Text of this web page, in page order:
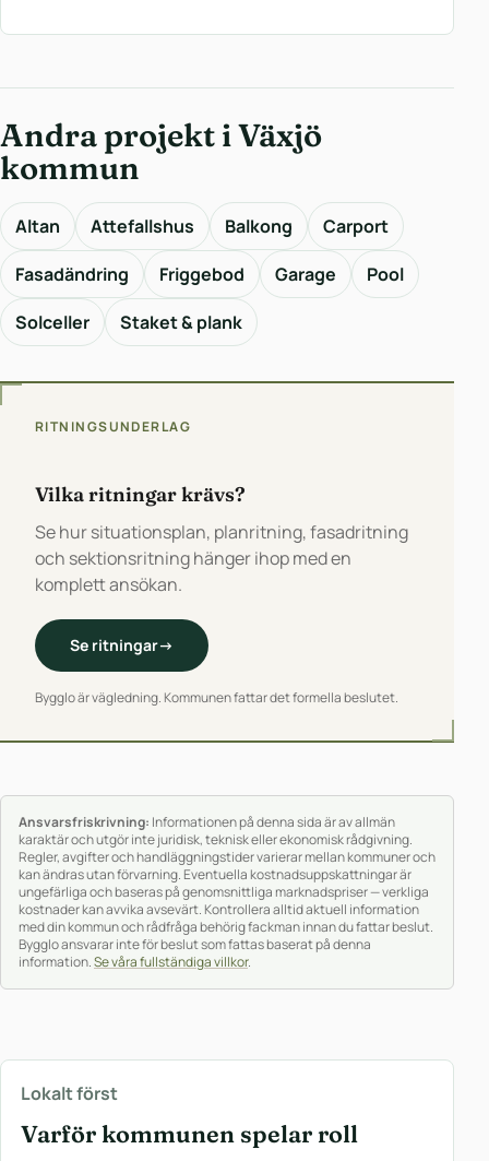
Andra projekt i Växjö
kommun
Altan Attefallshus Balkong
Carport
Fasadändring
Friggebod Garage
Pool
Solceller
Staket & plank
RITNINGSUNDERLAG
Vilka ritningar krävs?
Se hur situationsplan, planritning, fasadritning
och sektionsritning hänger ihop med en
komplett ansökan.
Se ritningar→
Bygglo är vägledning. Kommunen fattar det formella beslutet.
Ansvarsfriskrivning: Informationen på denna sida är av allmän
karaktär och utgör inte juridisk, teknisk eller ekonomisk rådgivning.
Regler, avgifter och handläggningstider varierar mellan kommuner och
kan ändras utan förvarning. Eventuella kostnadsuppskattningar är
ungefärliga och baseras på genomsnittliga marknadspriser — verkliga
kostnader kan avvika avsevärt. Kontrollera alltid aktuell information
med din kommun och rådfråga behörig fackman innan du fattar beslut.
Bygglo ansvarar inte för beslut som fattas baserat på denna
information.Se våra fullständiga villkor.
Lokalt först
Varför kommunen spelar roll